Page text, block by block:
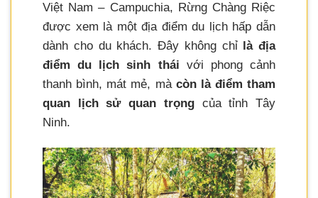
Việt Nam – Campuchia, Rừng Chàng Riệc
được xem là một địa điểm du lịch hấp dẫn
dành cho du khách. Đây không chỉ
là địa
điểm du lịch sinh thái với phong cảnh
thanh bình, mát mẻ, mà còn là điểm tham
quan lịch sử quan trọngcủa tỉnh Tây
Ninh.